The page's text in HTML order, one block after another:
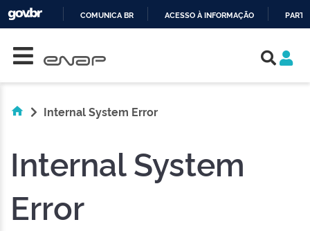
COMUNICA BR ACESSO À INFORMAÇÃO
Internal System Error
Internal System
Error